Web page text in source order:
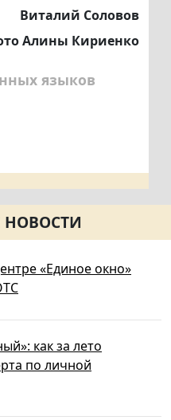
Виталий Соловов
Алины Кириенко
языков
НОВОСТИ
«Единое окно»
как за лето
по личной